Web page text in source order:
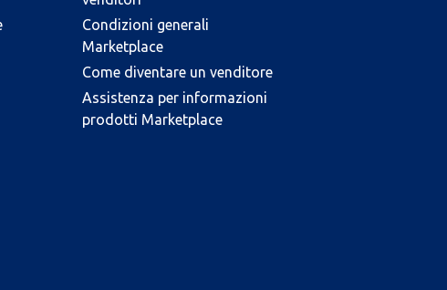
Condizioni generali
Marketplace
Come diventare un venditore
Assistenza per informazioni
prodotti Marketplace